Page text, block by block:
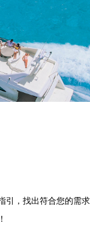
家優惠
引，找出符合您的需求